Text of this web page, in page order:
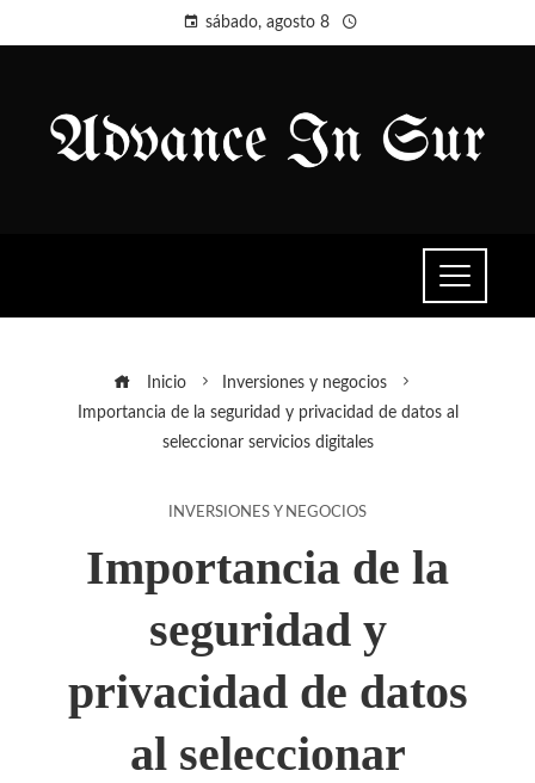
sábado, agosto 8
Inicio
Inversiones y negocios
Importancia de la seguridad y privacidad de datos al
seleccionar servicios digitales
INVERSIONES Y NEGOCIOS
Importancia de la
seguridad y
privacidad de datos
al seleccionar